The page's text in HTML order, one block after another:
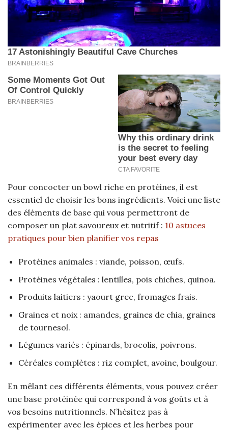
Pour concocter un bowl riche en protéines, il est
essentiel de choisir les bons ingrédients. Voici une liste
des éléments de base qui vous permettront de
composer un plat savoureux et nutritif : 10 astuces
pratiques pour bien planifier vos repas
Protéines animales : viande, poisson, œufs.
Protéines végétales : lentilles, pois chiches, quinoa.
Produits laitiers : yaourt grec, fromages frais.
Graines et noix : amandes, graines de chia, graines
de tournesol.
Légumes variés : épinards, brocolis, poivrons.
Céréales complètes : riz complet, avoine, boulgour.
En mêlant ces différents éléments, vous pouvez créer
une base protéinée qui correspond à vos goûts et à
vos besoins nutritionnels. N’hésitez pas à
expérimenter avec les épices et les herbes pour